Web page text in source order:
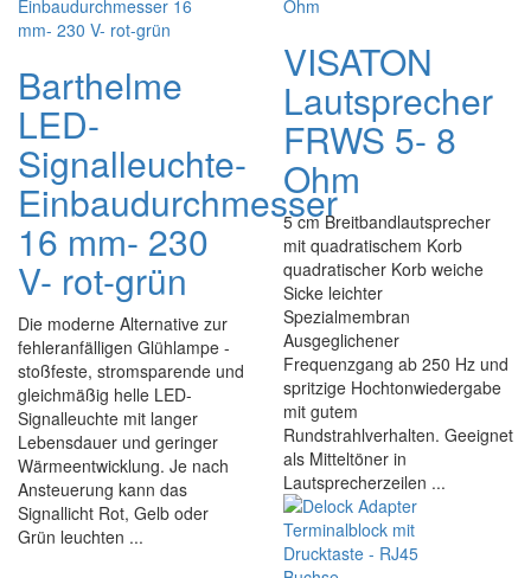
Barthelme
LED-
Signalleuchte-
Einbaudurchmesser
16 mm- 230
V- rot-grün
Die moderne Alternative zur
fehleranfälligen Glühlampe -
stoßfeste, stromsparende und
gleichmäßig helle LED-
Signalleuchte mit langer
Lebensdauer und geringer
Wärmeentwicklung. Je nach
Ansteuerung kann das
Signallicht Rot, Gelb oder
Grün leuchten ...
VISATON
Lautsprecher
FRWS 5- 8
Ohm
5 cm Breitbandlautsprecher
mit quadratischem Korb
quadratischer Korb weiche
Sicke leichter
Spezialmembran
Ausgeglichener
Frequenzgang ab 250 Hz und
spritzige Hochtonwiedergabe
mit gutem
Rundstrahlverhalten. Geeignet
als Mitteltöner in
Lautsprecherzeilen ...